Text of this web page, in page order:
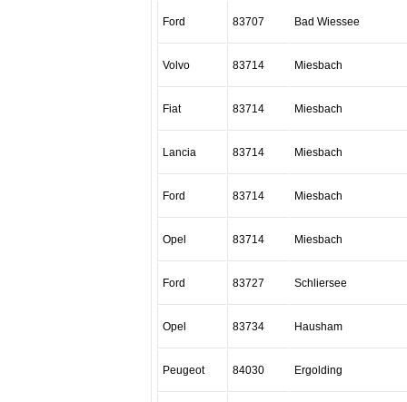
Ford 83707 Bad Wiessee
Volvo 83714 Miesbach
Fiat 83714 Miesbach
Lancia 83714 Miesbach
Ford 83714 Miesbach
Opel 83714 Miesbach
Ford 83727 Schliersee
Opel 83734 Hausham
Peugeot 84030 Ergolding